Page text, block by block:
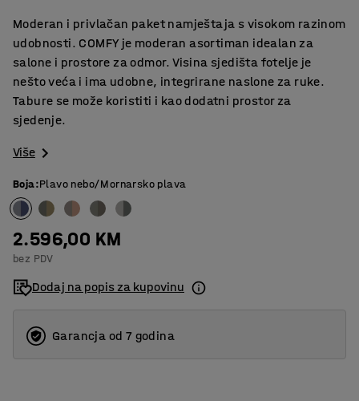
Moderan i privlačan paket namještaja s visokom razinom
udobnosti. COMFY je moderan asortiman idealan za
salone i prostore za odmor. Visina sjedišta fotelje je
nešto veća i ima udobne, integrirane naslone za ruke.
Tabure se može koristiti i kao dodatni prostor za
sjedenje.
Više
Boja:Plavo nebo/Mornarsko plava
2.596,00 KM
bez PDV
Dodaj na popis za kupovinu
Garancja od 7 godina